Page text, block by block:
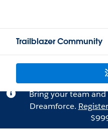
Trailblazer Community
Bring your team
Dreamforce. Register